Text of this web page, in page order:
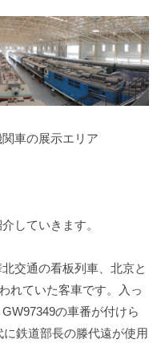
車の展示エリア
していきます。
交通の看板列車、北京と
れていた客車です。入っ
GW97349の車番が付けら
に鉄道部長の滕代遠が使用